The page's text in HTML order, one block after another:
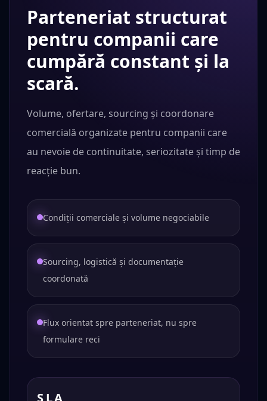
Parteneriat structurat
pentru companii care
cumpără constant și la
scară.
Volume, ofertare, sourcing și coordonare
comercială organizate pentru companii care
au nevoie de continuitate, seriozitate și timp de
reacție bun.
Condiții comerciale și volume negociabile
Sourcing, logistică și documentație
coordonată
Flux orientat spre parteneriat, nu spre
formulare reci
SLA